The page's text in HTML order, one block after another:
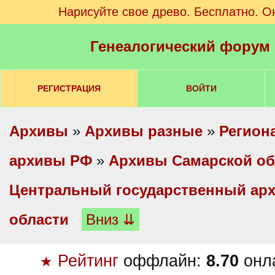
Нарисуйте свое древо. Бесплатно.
Генеалогический
РЕГИСТРАЦИЯ ВОЙТИ
Архивы » Архивы разные »
архивы РФ » Архивы Самарской
Центральный государственный
области
Вниз ⇊
★ Рейтинг оффлайн: 8.70